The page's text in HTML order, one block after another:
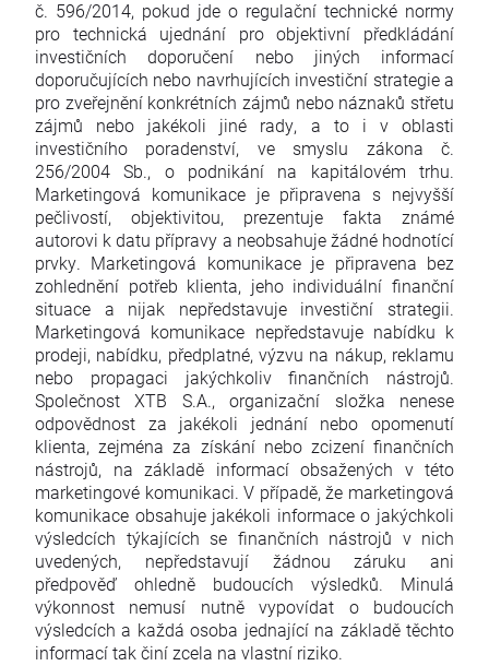
č. 596/2014, pokud jde o regulační technické normy
pro technická ujednání pro objektivní předkládání
investičních doporučení nebo jiných informací
doporučujících nebo navrhujících investiční strategie a
pro zveřejnění konkrétních zájmů nebo náznaků střetu
zájmů nebo jakékoli jiné rady, a to i v oblasti
investičního poradenství, ve smyslu zákona č.
256/2004 Sb., o podnikání na kapitálovém trhu.
Marketingová komunikace je připravena s nejvyšší
pečlivostí, objektivitou, prezentuje fakta známé
autorovi k datu přípravy a neobsahuje žádné hodnotící
prvky. Marketingová komunikace je připravena bez
zohlednění potřeb klienta, jeho individuální finanční
situace a nijak nepředstavuje investiční strategii.
Marketingová komunikace nepředstavuje nabídku k
prodeji, nabídku, předplatné, výzvu na nákup, reklamu
nebo propagaci jakýchkoliv finančních nástrojů.
Společnost XTB S.A., organizační složka nenese
odpovědnost za jakékoli jednání nebo opomenutí
klienta, zejména za získání nebo zcizení finančních
nástrojů, na základě informací obsažených v této
marketingové komunikaci. V případě, že marketingová
komunikace obsahuje jakékoli informace o jakýchkoli
výsledcích týkajících se finančních nástrojů v nich
uvedených, nepředstavují žádnou záruku ani
předpověď ohledně budoucích výsledků. Minulá
výkonnost nemusí nutně vypovídat o budoucích
výsledcích a každá osoba jednající na základě těchto
informací tak činí zcela na vlastní riziko.